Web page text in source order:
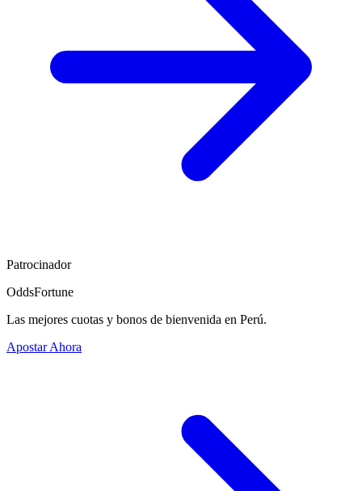
Patrocinador
OddsFortune
Las mejores cuotas y bonos de bienvenida en Perú.
Apostar Ahora